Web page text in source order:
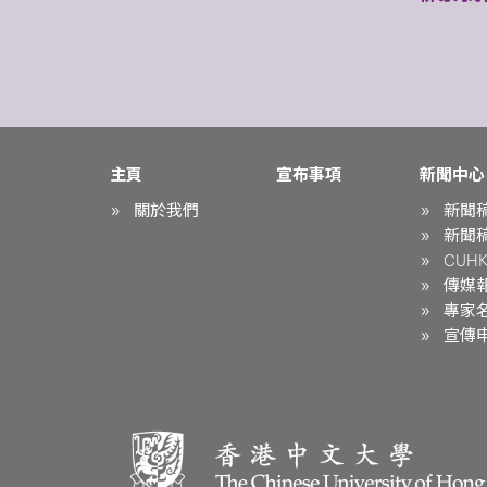
主頁
關於我們
宣布事項
新聞中心
新聞
新聞
傳媒
專家
宣傳